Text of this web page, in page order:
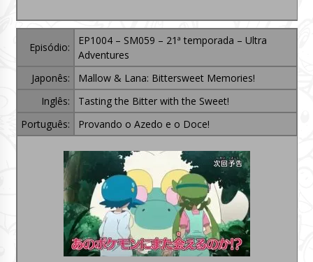
Episódio:
EP1004 – SM059 – 21ª temporada – Ultra
Adventures
Japonês:
Mallow & Lana: Bittersweet Memories!
Inglês:
Tasting the Bitter with the Sweet!
Português:
Provando o Azedo e o Doce!